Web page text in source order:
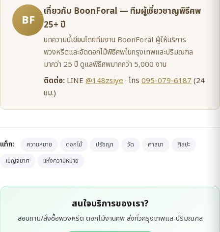
BF
เกี่ยวกับ BoonForal — ทีมผู้เชี่ยวชาญพิธีศพ
25+ ปี
บทความนี้เขียนโดยทีมงาน BoonForal ผู้ให้บริการ
พวงหรีดและจัดดอกไม้พิธีศพในกรุงเทพและปริมณฑล
มากว่า 25 ปี ดูแลพิธีศพมากกว่า 5,000 งาน
ติดต่อ: LINE @148zsiye· โทร 095-079-6187(24
ชม.)
แท็ก: ความหมาย ดอกไม้ ปรัชญา วัด ศาสนา
ศิลปะ
เบญจมาศ
แห่งความหมาย
สนใจบริการของเรา?
สอบถาม/สั่งซื้อพวงหรีด ดอกไม้งานศพ ส่งทั่วกรุงเทพและปริมณฑล